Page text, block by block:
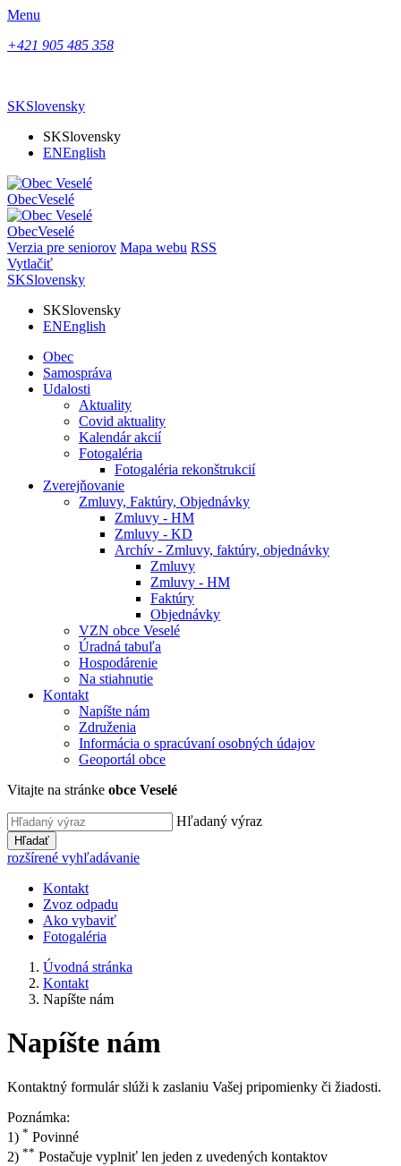
Menu
+421 905 485 358
SKSlovensky
SKSlovensky
ENEnglish
ObecVeselé
ObecVeselé
Verzia pre seniorov Mapa webu RSS
Vytlačiť
SKSlovensky
SKSlovensky
ENEnglish
Obec
Samospráva
Udalosti
Aktuality
Covid aktuality
Kalendár akcií
Fotogaléria
Fotogaléria rekonštrukcií
Zverejňovanie
Zmluvy, Faktúry, Objednávky
Zmluvy - HM
Zmluvy - KD
Archív - Zmluvy, faktúry, objednávky
Zmluvy
Zmluvy - HM
Faktúry
Objednávky
VZN obce Veselé
Úradná tabuľa
Hospodárenie
Na stiahnutie
Kontakt
Napíšte nám
Združenia
Informácia o spracúvaní osobných údajov
Geoportál obce
Vitajte na stránke obce Veselé
Hľadaný výraz
Hľadať
rozšírené vyhľadávanie
Kontakt
Zvoz odpadu
Ako vybaviť
Fotogaléria
Úvodná stránka
Kontakt
Napíšte nám
Napíšte nám
Kontaktný formulár slúži k zaslaniu Vašej pripomienky či žiadosti.
Poznámka:
1) * Povinné
2) ** Postačuje vyplniť len jeden z uvedených kontaktov